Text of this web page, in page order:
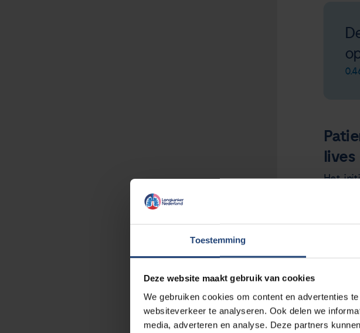
Toestemming
Deze website maakt gebruik van cookies
We gebruiken cookies om content en advertenties
websiteverkeer te analyseren. Ook delen we
media, adverteren en analyse. Deze partners
lives
Het
op
Voor